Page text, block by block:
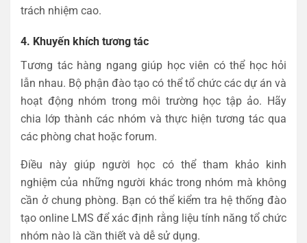
trách nhiệm cao.
4. Khuyến khích tương tác
Tương tác hàng ngang giúp học viên có thể học hỏi
lẫn nhau. Bộ phận đào tạo có thể tổ chức các dự án và
hoạt động nhóm trong môi trường học tập ảo. Hãy
chia lớp thành các nhóm và thực hiện tương tác qua
các phòng chat hoặc forum.
Điều này giúp người học có thể tham khảo kinh
nghiệm của những người khác trong nhóm mà không
cần ở chung phòng. Bạn có thể kiểm tra hệ thống đào
tạo online LMS để xác định rằng liệu tính năng tổ chức
nhóm nào là cần thiết và dễ sử dụng.